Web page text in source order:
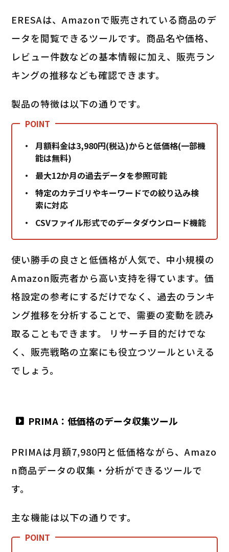
ERESAは、Amazonで販売されている商品のデ
ータを閲覧できるツールです。商品名や価格、
レビュー件数などの基本情報に加え、販売ラン
キングの推移なども確認できます。
製品の特徴は以下の通りです。
月額料金は3,980円(税込)からと低価格(一部機
能は無料)
最大12か月の過去データを参照可能
特定のカテゴリやキーワードでの絞り込み検
索に対応
CSVファイル形式でのデータダウンロード機能
使い勝手の良さと低価格が人気で、中小規模の
Amazon販売者から高い支持を得ています。価
格設定の参考にするだけでなく、過去のランキ
ング推移を分析することで、需要の変動を読み
取ることもできます。 リサーチ目的だけでな
く、販売戦略の立案にも役立つツールといえる
でしょう。
PRIMA：低価格のデータ収集ツール
PRIMAは月額7,980円と低価格ながら、Amazo
n商品データの収集・分析ができるツールで
す。
主な機能は以下の通りです。